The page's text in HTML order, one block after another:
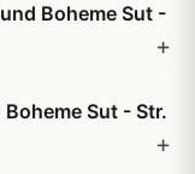
Boheme Sut -
Sut - Str.